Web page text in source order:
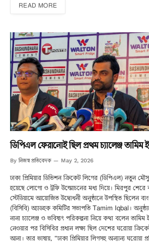
READ MORE
ডিপিএল ফেরানোই ছিল প্রথম চ্যালেঞ্জ তামিম
By নিজস্ব প্রতিবেদক May 2, 2026
ঢাকা প্রিমিয়ার ডিভিশন ক্রিকেট লিগের (ডিপিএল) নতুন
হয়েছে লোগো ও ট্রফি উন্মোচনের মধ্য দিয়ে। মিরপুর শেরে
স্টেডিয়ামে আয়োজিত উদ্বোধনী অনুষ্ঠানে উপস্থিত ছিলেন
(বিসিবি) অ্যাডহক কমিটির সভাপতি Tamim Iqbal।
নানা চ্যালেঞ্জ ও ভবিষ্যৎ পরিকল্পনা নিয়ে কথা বলেন তামিম
নেওয়ার পর বিসিবির প্রধান লক্ষ্য ছিল দেশের ঘরোয়া
আনা। তার ভাষায়, “ঢাকা প্রিমিয়ার লিগসহ অন্যান্য ঘরোয়া